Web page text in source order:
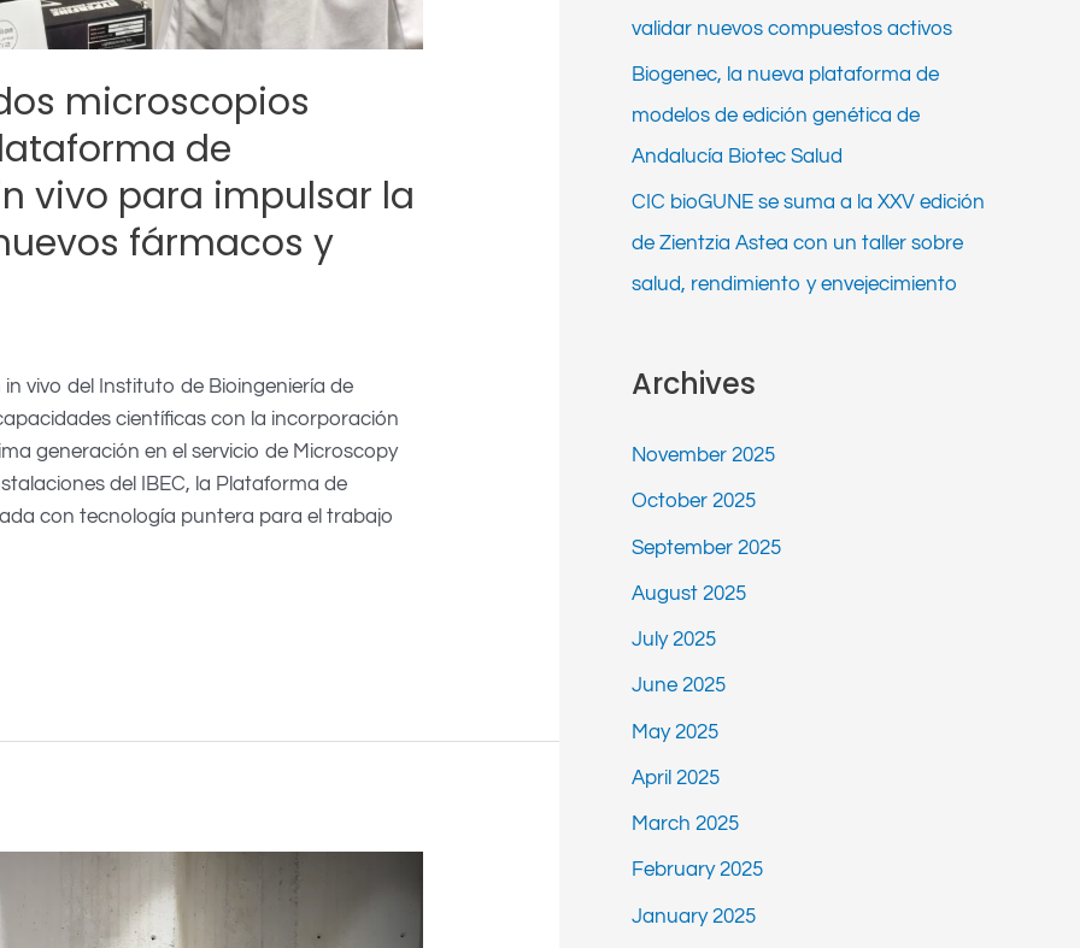
microscopios
de
vivo para impulsar la
fármacos y
vivo del Instituto de Bioingeniería de
científicas con la incorporación
generación en el servicio de Microscopy
del IBEC, la Plataforma de
con tecnología puntera para el trabajo
validar nuevos compuestos activos
Biogenec, la nueva plataforma de
modelos de edición genética de
Andalucía Biotec Salud
CIC bioGUNE se suma a la XXV edición
de Zientzia Astea con un taller sobre
salud, rendimiento y envejecimiento
Archives
November 2025
October 2025
September 2025
August 2025
July 2025
June 2025
May 2025
April 2025
March 2025
February 2025
January 2025